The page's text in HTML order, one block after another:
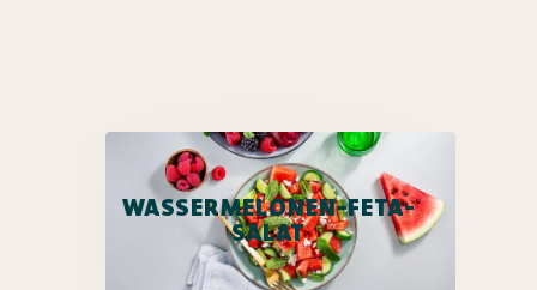
WASSERMELONEN-FETA-
SALAT